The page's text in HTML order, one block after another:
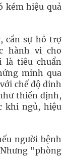
kém hiệu quả
cần sự hỗ trợ
hành vi cho
là tiêu chuẩn
minh qua
chế độ dinh
thiền định,
khi ngủ, hiệu
người bệnh
"phòng